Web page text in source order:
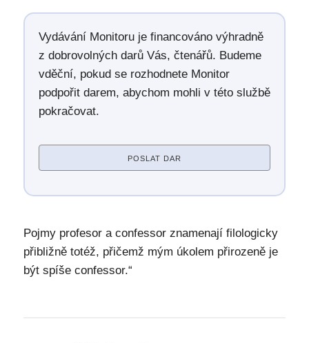
Vydávání Monitoru je financováno výhradně
z dobrovolných darů Vás, čtenářů. Budeme
vděční, pokud se rozhodnete Monitor
podpořit darem, abychom mohli v této službě
pokračovat.
POSLAT DAR
Pojmy profesor a confessor znamenají filologicky
přibližně totéž, přičemž mým úkolem přirozeně je
být spíše confessor.“